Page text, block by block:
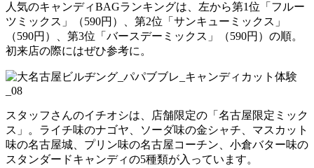
人気のキャンディBAGランキングは、左から第1位「フルー
ツミックス」（590円）、第2位「サンキューミックス」
（590円）、第3位「バースデーミックス」（590円）の順。
初来店の際にはぜひ参考に。
スタッフさんのイチオシは、店舗限定の「名古屋限定ミック
ス」。ライチ味のナゴヤ、ソーダ味の金シャチ、マスカット
味の名古屋城、プリン味の名古屋コーチン、小倉バター味の
スタンダードキャンディの5種類が入っています。